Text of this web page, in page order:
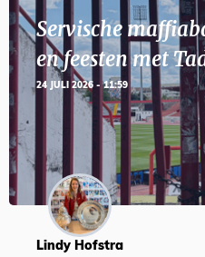
Servische
en feesten met
24 JULI 2026 - 11:59
Lindy Hofstra